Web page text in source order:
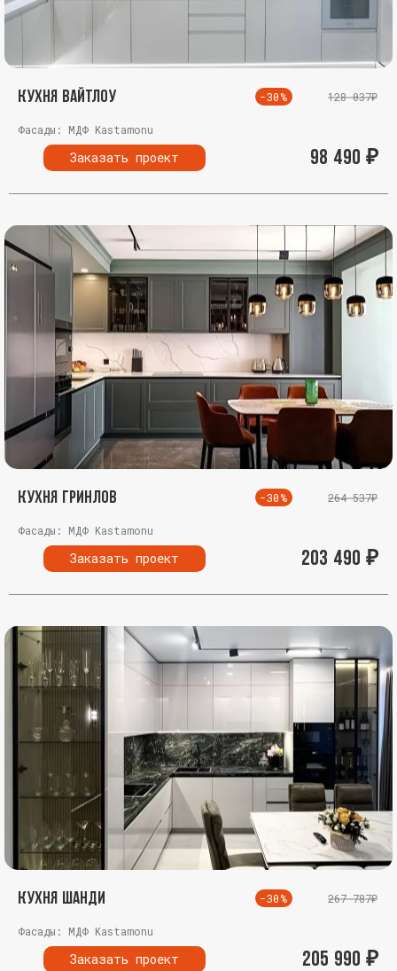
Кухня Вайтлоу -30% 128 037₽
Фасады: МДФ Kastamonu
Заказать проект 98 490 ₽
Кухня Гринлов -30% 264 537₽
Фасады: МДФ Kastamonu
Заказать проект 203 490 ₽
Кухня Шанди -30% 267 787₽
Фасады: МДФ Kastamonu
Заказать проект 205 990 ₽